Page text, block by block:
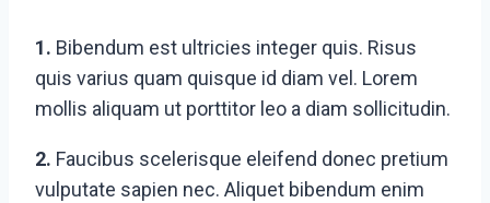
1. Bibendum est ultricies integer quis. Risus
quis varius quam quisque id diam vel. Lorem
mollis aliquam ut porttitor leo a diam sollicitudin.
2. Faucibus scelerisque eleifend donec pretium
vulputate sapien nec. Aliquet bibendum enim